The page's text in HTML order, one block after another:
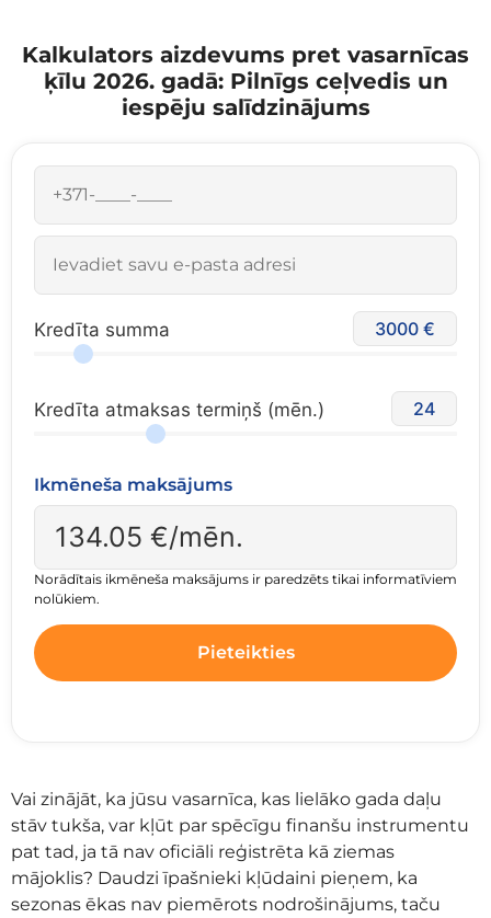
Kalkulators aizdevums pret vasarnīcas
ķīlu 2026. gadā: Pilnīgs ceļvedis un
iespēju salīdzinājums
Kredīta summa 3000
Kredīta atmaksas termiņš (mēn.) 24
Ikmēneša maksājums
134.05 €/mēn.
Norādītais ikmēneša maksājums ir paredzēts tikai informatīviem
nolūkiem.
Pieteikties
Vai zinājāt, ka jūsu vasarnīca, kas lielāko gada daļu
stāv tukša, var kļūt par spēcīgu finanšu instrumentu
pat tad, ja tā nav oficiāli reģistrēta kā ziemas
mājoklis? Daudzi īpašnieki kļūdaini pieņem, ka
sezonas ēkas nav piemērots nodrošinājums, taču